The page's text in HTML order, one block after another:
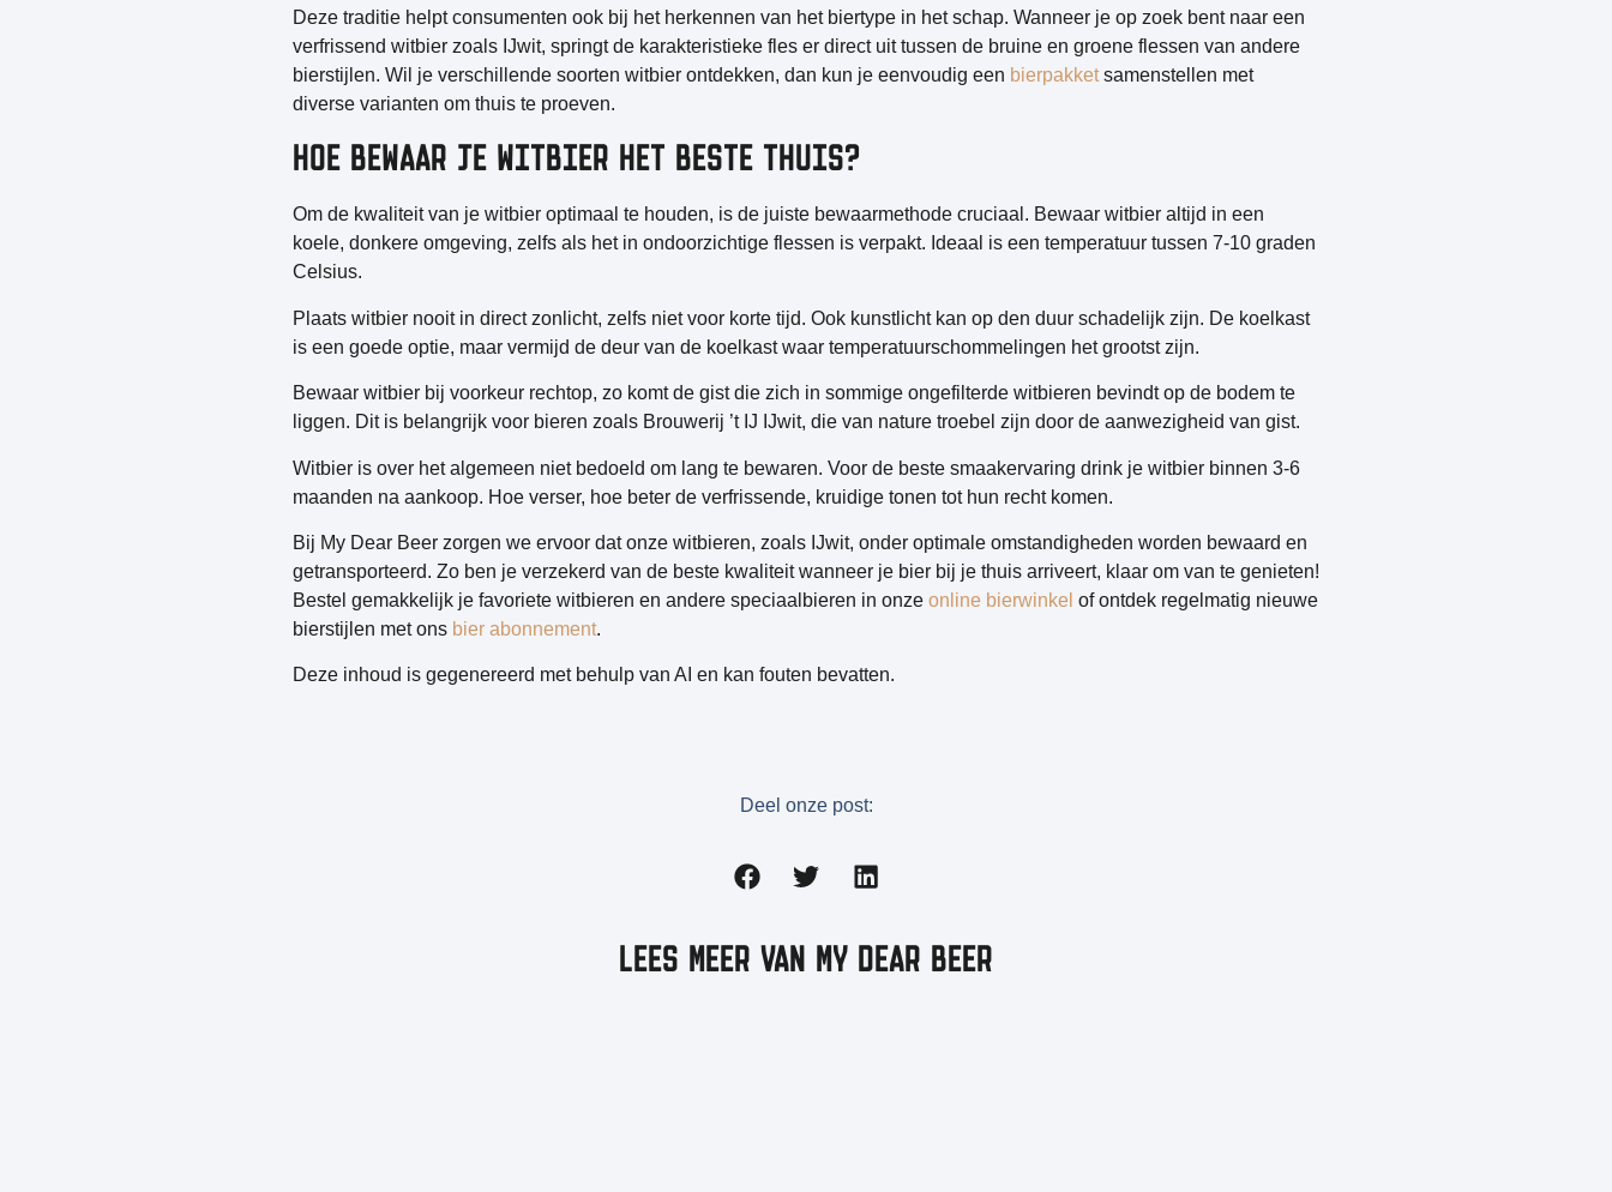
Deze traditie helpt consumenten ook bij het herkennen van het biertype in het schap. Wanneer je op zoek bent naar een
verfrissend witbier zoals IJwit, springt de karakteristieke fles er direct uit tussen de bruine en groene flessen van andere
bierstijlen. Wil je verschillende soorten witbier ontdekken, dan kun je eenvoudig een bierpakketsamenstellen met
diverse varianten om thuis te proeven.
HOE BEWAAR JE WITBIER HET BESTE THUIS?
Om de kwaliteit van je witbier optimaal te houden, is de juiste bewaarmethode cruciaal. Bewaar witbier altijd in een
koele, donkere omgeving, zelfs als het in ondoorzichtige flessen is verpakt. Ideaal is een temperatuur tussen 7-10 graden
Celsius.
Plaats witbier nooit in direct zonlicht, zelfs niet voor korte tijd. Ook kunstlicht kan op den duur schadelijk zijn. De koelkast
is een goede optie, maar vermijd de deur van de koelkast waar temperatuurschommelingen het grootst zijn.
Bewaar witbier bij voorkeur rechtop, zo komt de gist die zich in sommige ongefilterde witbieren bevindt op de bodem te
liggen. Dit is belangrijk voor bieren zoals Brouwerij ’t IJ IJwit, die van nature troebel zijn door de aanwezigheid van gist.
Witbier is over het algemeen niet bedoeld om lang te bewaren. Voor de beste smaakervaring drink je witbier binnen 3-6
maanden na aankoop. Hoe verser, hoe beter de verfrissende, kruidige tonen tot hun recht komen.
Bij My Dear Beer zorgen we ervoor dat onze witbieren, zoals IJwit, onder optimale omstandigheden worden bewaard en
getransporteerd. Zo ben je verzekerd van de beste kwaliteit wanneer je bier bij je thuis arriveert, klaar om van te genieten!
Bestel gemakkelijk je favoriete witbieren en andere speciaalbieren in onze online bierwinkel of ontdek regelmatig nieuwe
bierstijlen met ons bier abonnement.
Deze inhoud is gegenereerd met behulp van AI en kan fouten bevatten.
Deel onze post:
LEES MEER VAN MY DEAR BEER